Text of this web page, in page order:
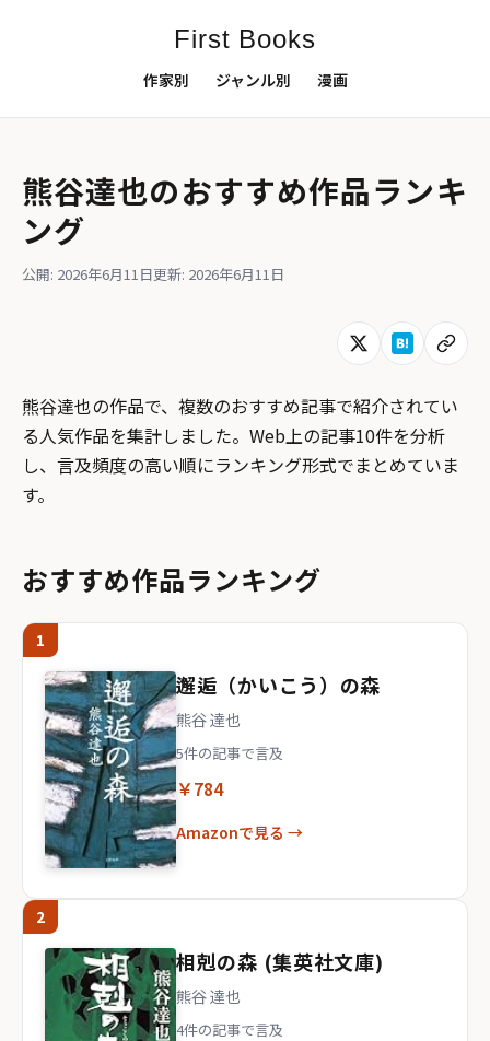
First Books
作家別 ジャンル別 漫画
熊谷達也のおすすめ作品ランキ
ング
公開: 2026年6月11日更新: 2026年6月11日
熊谷達也の作品で、複数のおすすめ記事で紹介されてい
る人気作品を集計しました。Web上の記事10件を分析
し、言及頻度の高い順にランキング形式でまとめていま
す。
おすすめ作品ランキング
1
邂逅（かいこう）の森
熊谷 達也
5件の記事で言及
￥784
Amazonで見る →
2
相剋の森 (集英社文庫)
熊谷 達也
4件の記事で言及